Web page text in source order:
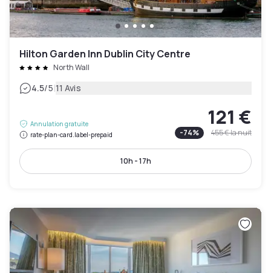
Hilton Garden Inn Dublin City Centre
North Wall
4.5/5|11 Avis
Annulation gratuite
rate-plan-card.label-prepaid
121 €
-74% 455 €la nuit
10h - 17h